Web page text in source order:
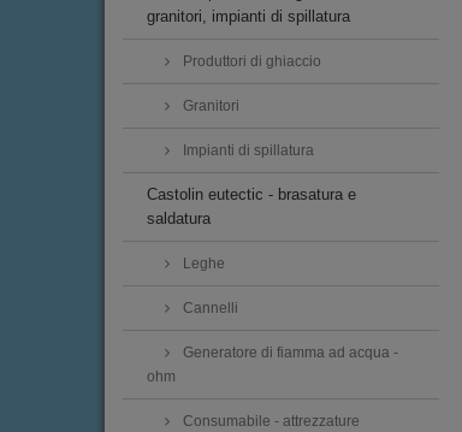
granitori, impianti di spillatura
Produttori di ghiaccio
Granitori
Impianti di spillatura
Castolin eutectic - brasatura e
saldatura
Leghe
Cannelli
Generatore di fiamma ad acqua -
ohm
Consumabile - attrezzature